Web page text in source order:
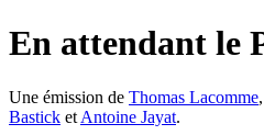
En attendant le
Une émission de Thomas Lacomme,
Bastick et Antoine Jayat.